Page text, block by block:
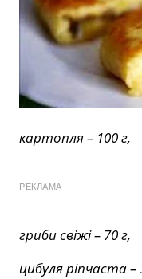
картопля – 100 г,
РЕКЛАМА
гриби свіжі – 70 г,
цибуля ріпчаста –